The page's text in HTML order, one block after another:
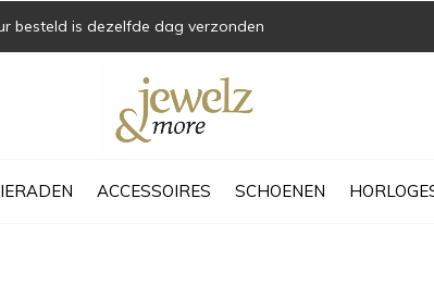
ACCESSOIRES SCHOENEN
besteld is dezelfde dag verzonden